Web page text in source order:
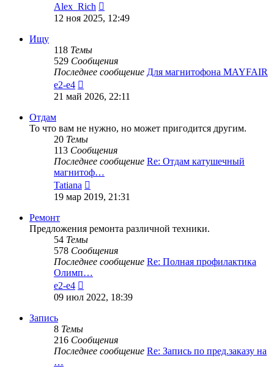
Alex_Rich
к
12 ноя 2025, 12:49
Ищу
118 Темы
529 Сообщения
Последнее сообщение Для магнитофона MAYFAIR
e2-e4
к
21 май 2026, 22:11
Отдам
То что вам не нужно, но может пригодится другим.
20 Темы
113 Сообщения
Последнее сообщение Re: Отдам катушечный
магнитоф…
Tatiana
к
19 мар 2019, 21:31
Ремонт
Предложения ремонта различной техники.
54 Темы
578 Сообщения
Последнее сообщение Re: Полная профилактика
Олимп…
e2-e4
к
09 июл 2022, 18:39
Запись
8 Темы
216 Сообщения
Последнее сообщение Re: Запись по пред.заказу на
…